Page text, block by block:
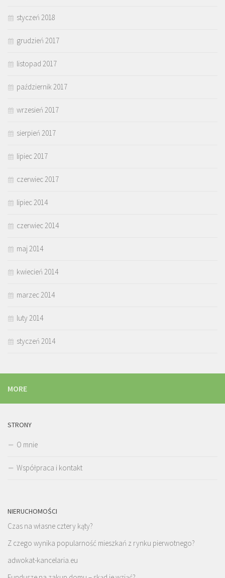
styczeń 2018
grudzień 2017
listopad 2017
październik 2017
wrzesień 2017
sierpień 2017
lipiec 2017
czerwiec 2017
lipiec 2014
czerwiec 2014
maj 2014
kwiecień 2014
marzec 2014
luty 2014
styczeń 2014
MORE
STRONY
O mnie
Współpraca i kontakt
NIERUCHOMOŚCI
Czas na własne cztery kąty?
Z czego wynika popularność mieszkań z rynku pierwotnego?
adwokat-kancelaria.eu